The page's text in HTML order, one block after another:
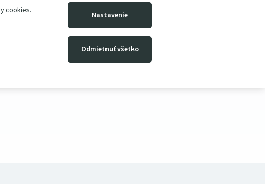
cookies.
Nastavenie
Odmietnuť všetko